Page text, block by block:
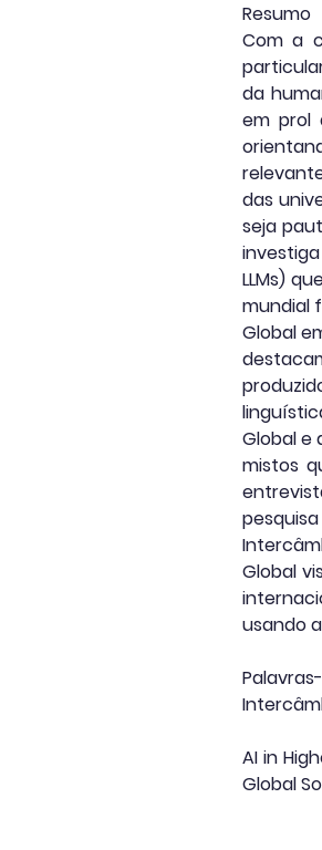
Resumo
Com a
da
em prol
das
seja
LLMs)
mundial
Global
Global e
mistos
Global
usando
AI in
Global